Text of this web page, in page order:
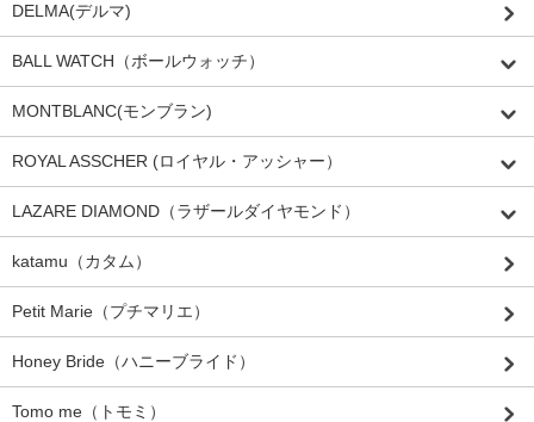
DELMA(デルマ)
BALL WATCH（ボールウォッチ）
MONTBLANC(モンブラン)
ROYAL ASSCHER (ロイヤル・アッシャー）
LAZARE DIAMOND（ラザールダイヤモンド）
katamu（カタム）
Petit Marie（プチマリエ）
Honey Bride（ハニーブライド）
Tomo me（トモミ）